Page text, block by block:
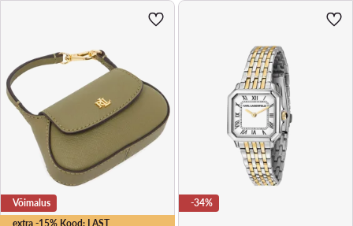
extra -15% Kood: LAST
Võimalus -34%